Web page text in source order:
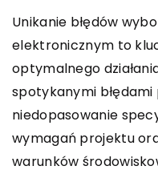
Unikanie błędów
elektronicznym to
optymalnego
spotykanymi
niedopasowanie
wymagań projektu
warunków